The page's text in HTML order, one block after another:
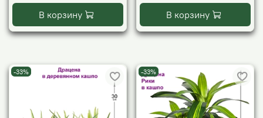
В корзину В корзину
-33% -33%